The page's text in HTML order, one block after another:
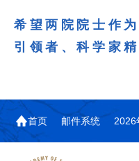
希望两院院士作
引领者、科学家
首页 邮件系统 2026